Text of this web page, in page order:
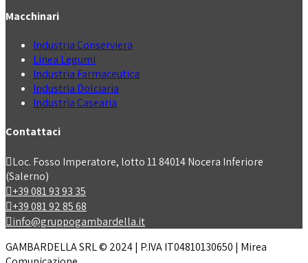
Macchinari
Industria Conserviera
Linea Legumi
Industria Farmaceutica
Industria Dolciaria
Industria Casearia
Contattaci
Loc. Fosso Imperatore, lotto 11 84014 Nocera Inferiore
(Salerno)
+39 081 93 93 35
+39 081 92 85 68
info@gruppogambardella.it
GAMBARDELLA SRL © 2024 | P.IVA IT04810130650 | Mirea